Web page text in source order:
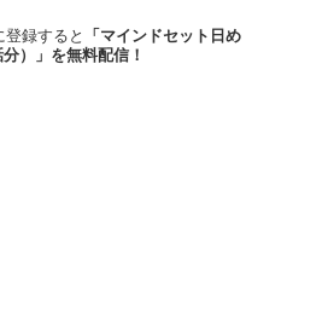
登録すると
「マインドセット日め
）」を無料配信！